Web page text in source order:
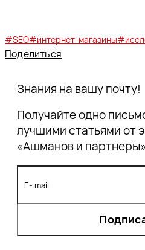
#SEO#интернет-магазины
Поделиться
Знания на вашу почту!
Получайте одно
лучшими статьями от
«Ашманов и